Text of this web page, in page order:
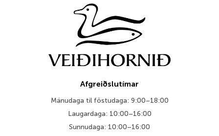
Afgreiðslutímar
Mánudaga til föstudaga: 9:00–18:00
Laugardaga: 10:00–16:00
Sunnudaga: 10:00–16:00